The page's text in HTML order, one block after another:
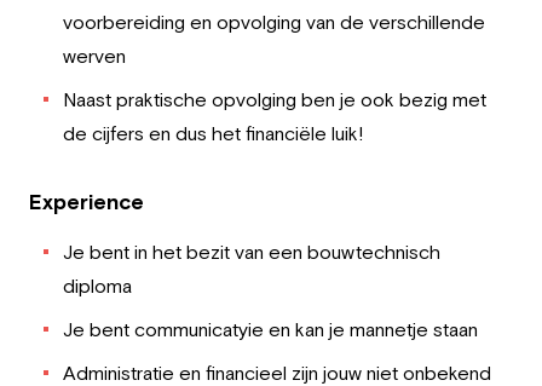
voorbereiding en opvolging van de verschillende
werven
Naast praktische opvolging ben je ook bezig met
de cijfers en dus het financiële luik!
Experience
Je bent in het bezit van een bouwtechnisch
diploma
Je bent communicatyie en kan je mannetje staan
Administratie en financieel zijn jouw niet onbekend